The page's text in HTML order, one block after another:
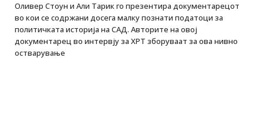
Оливер Стоун и Али Тарик го презентира документарецот
во кои се содржани досега малку познати податоци за
политичката историја на САД. Авторите на овој
документарец во интервју за ХРТ зборуваат за ова нивно
остварување